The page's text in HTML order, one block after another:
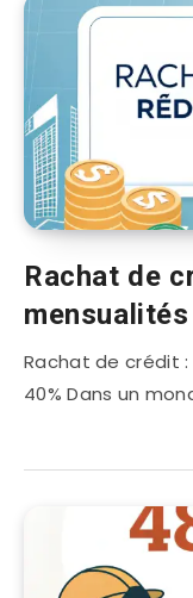
Rachat de
mensualités
Rachat de crédit :
40% Dans un